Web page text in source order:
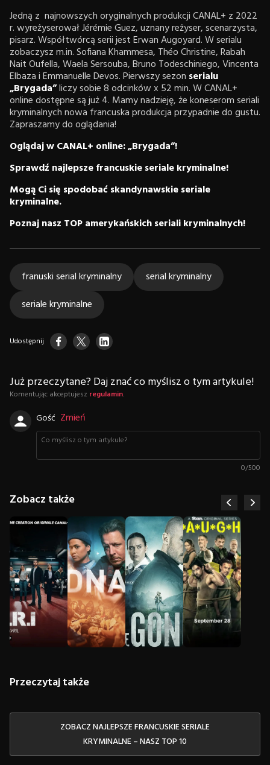
Jedną z najnowszych oryginalnych produkcji CANAL+ z 2022
r. wyreżyserował Jérémie Guez, uznany reżyser, scenarzysta,
pisarz. Współtwórcą serii jest Erwan Augoyard. W serialu
zobaczysz m.in. Sofiana Khammesa, Théo Christine, Rabah
Nait Oufella, Waela Sersouba, Bruno Todeschiniego, Vincenta
Elbaza i Emmanuelle Devos. Pierwszy sezon serialu
„Brygada”liczy sobie 8 odcinków x 52 min. W CANAL+
online dostępne są już 4. Mamy nadzieję, że koneserom seriali
kryminalnych nowa francuska produkcja przypadnie do gustu.
Zapraszamy do oglądania!
Oglądaj w CANAL+ online: „Brygada”!
Sprawdź najlepsze francuskie seriale kryminalne!
Mogą Ci się spodobać skandynawskie seriale
kryminalne.
Poznaj nasz TOP amerykańskich seriali kryminalnych!
franuski serial kryminalny
serial kryminalny
seriale kryminalne
Udostępnij
Już przeczytane? Daj znać co myślisz o tym artykule!
Komentując akceptujesz regulamin.
Gość Zmień
0/500
Zobacz także
Przeczytaj także
ZOBACZ NAJLEPSZE FRANCUSKIE SERIALE
KRYMINALNE – NASZ TOP 10